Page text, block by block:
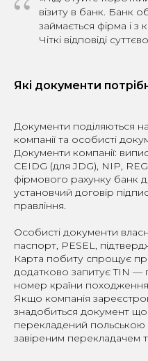
“
візиту в банк. Банк
займається фірма і
Чіткі відповіді
Які документи
Документи поділяються
компанії та особисті
Документи компанії:
CEIDG (для JDG), NIP,
фірмового рахунку банк
установчий договір
правління.
Особисті документи
паспорт, PESEL,
Карта побиту спрощує
додатково запитує TIN —
номер країни
Якщо компанія
знадобиться документ що
перекладений
завіреним перекладачем